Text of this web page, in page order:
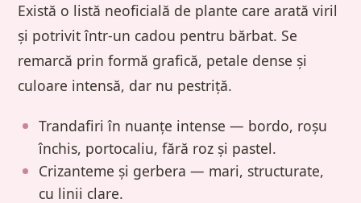
Există o listă neoficială de plante care arată viril
și potrivit într-un cadou pentru bărbat. Se
remarcă prin formă grafică, petale dense și
culoare intensă, dar nu pestriță.
Trandafiri în nuanțe intense — bordo, roșu
închis, portocaliu, fără roz și pastel.
Crizanteme și gerbera — mari, structurate,
cu linii clare.